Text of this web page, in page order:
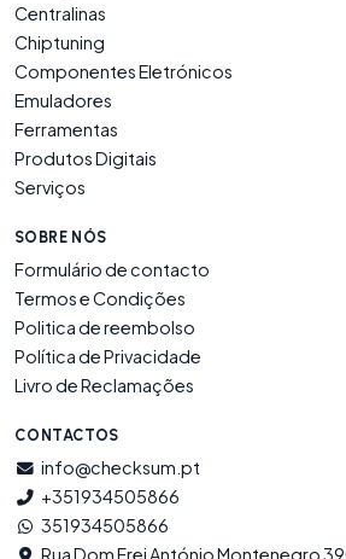
Centralinas
Chiptuning
Componentes Eletrónicos
Emuladores
Ferramentas
Produtos Digitais
Serviços
SOBRE NÓS
Formulário de contacto
Termos e Condições
Politica de reembolso
Política de Privacidade
Livro de Reclamações
CONTACTOS
info@checksum.pt
+351934505866
351934505866
Rua Dom Frei António Montenegro